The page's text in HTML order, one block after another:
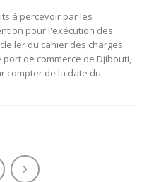
à percevoir par les
pour l'exécution des
ler du cahier des charges
de commerce de Djibouti,
compter de la date du